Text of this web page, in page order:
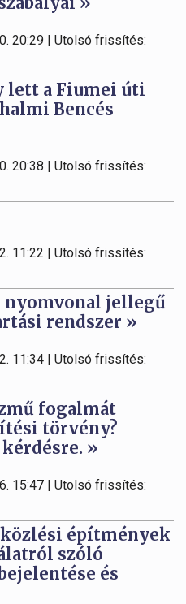
20:29 | Utolsó frissítés:
lett a Fiumei úti
Bencés
20:38 | Utolsó frissítés:
11:22 | Utolsó frissítés:
nyomvonal jellegű
rendszer »
11:34 | Utolsó frissítés:
fogalmát
törvény?
»
15:47 | Utolsó frissítés:
építmények
szóló
és